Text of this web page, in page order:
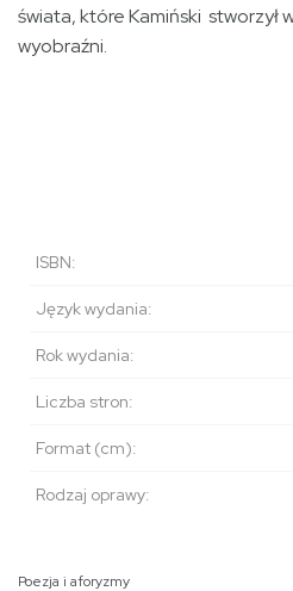
świata, które Kamiński stworzył
wyobraźni.
ISBN:
Język wydania:
Rok wydania:
Liczba stron:
Format (cm):
Rodzaj oprawy:
Poezja i aforyzmy